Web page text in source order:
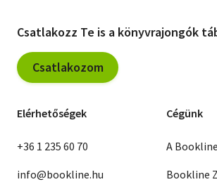
Csatlakozz Te is a könyvrajongók
Csatlakozom
Elérhetőségek
+36 1 235 60 70
info@bookline.hu
Cégünk
A
Bookline